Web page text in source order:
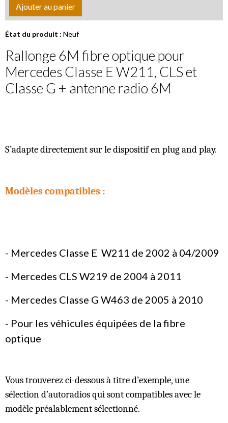
Ajouter au panier
État du produit : Neuf
Rallonge 6M fibre optique pour
Mercedes Classe E W211, CLS et
Classe G + antenne radio 6M
S’adapte directement sur le dispositif en plug and play.
Modèles compatibles :
- Mercedes Classe E W211 de 2002 à 04/2009
- Mercedes CLS W219 de 2004 à 2011
- Mercedes Classe G W463 de 2005 à 2010
- Pour les véhicules équipées de la fibre
optique
Vous trouverez ci-dessous à titre d’exemple, une
sélection d’autoradios qui sont compatibles avec le
modèle préalablement sélectionné.